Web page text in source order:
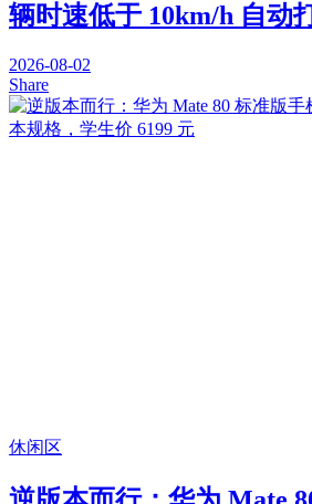
辆时速低于 10km/h 自动
2026-08-02
Share
休闲区